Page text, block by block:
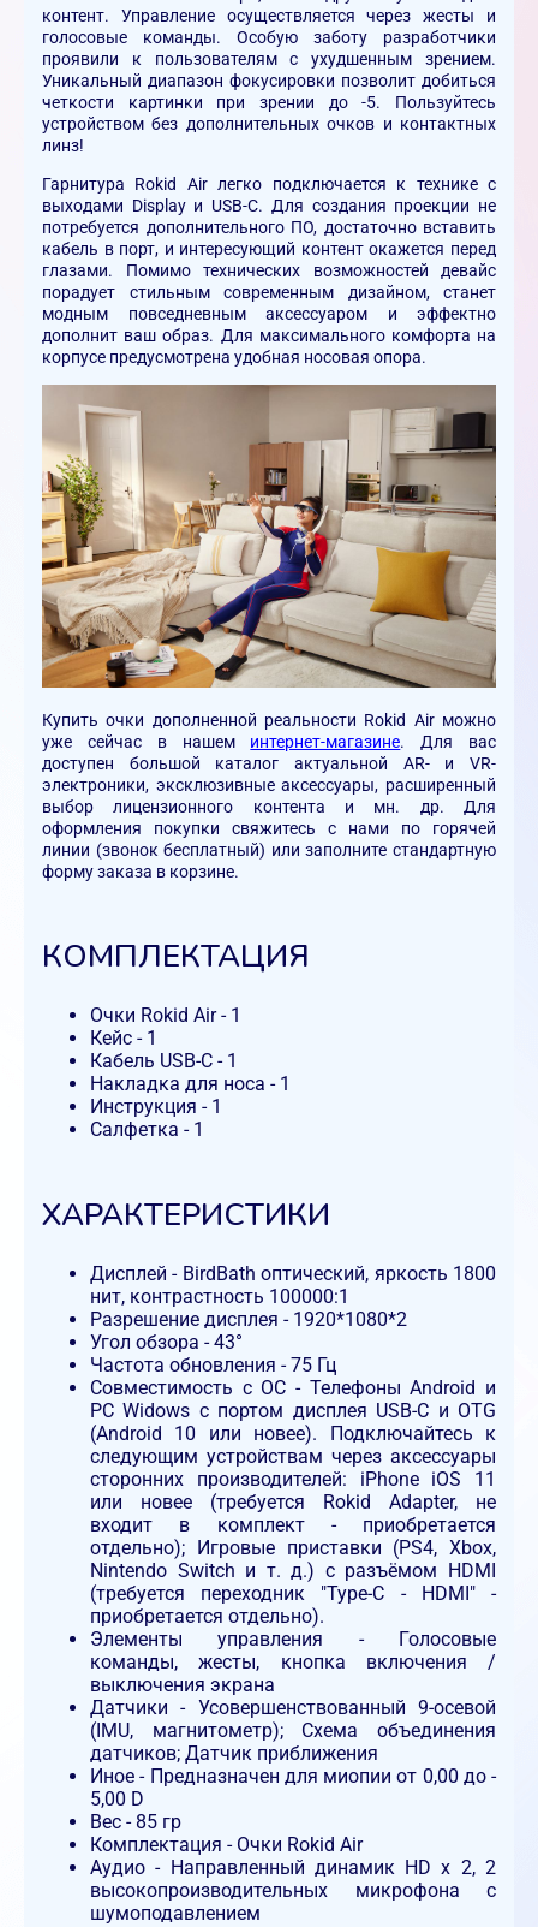
контент. Управление осуществляется через жесты и
голосовые команды. Особую заботу разработчики
проявили к пользователям с ухудшенным зрением.
Уникальный диапазон фокусировки позволит добиться
четкости картинки при зрении до -5. Пользуйтесь
устройством без дополнительных очков и контактных
линз!
Гарнитура Rokid Air легко подключается к технике с
выходами Display и USB-C. Для создания проекции не
потребуется дополнительного ПО, достаточно вставить
кабель в порт, и интересующий контент окажется перед
глазами. Помимо технических возможностей девайс
порадует стильным современным дизайном, станет
модным повседневным аксессуаром и эффектно
дополнит ваш образ. Для максимального комфорта на
корпусе предусмотрена удобная носовая опора.
Купить очки дополненной реальности Rokid Air можно
уже сейчас в нашем интернет-магазине. Для вас
доступен большой каталог актуальной AR- и VR-
электроники, эксклюзивные аксессуары, расширенный
выбор лицензионного контента и мн. др. Для
оформления покупки свяжитесь с нами по горячей
линии (звонок бесплатный) или заполните стандартную
форму заказа в корзине.
КОМПЛЕКТАЦИЯ
Очки Rokid Air - 1
Кейс - 1
Кабель USB-C - 1
Накладка для носа - 1
Инструкция - 1
Салфетка - 1
ХАРАКТЕРИСТИКИ
Дисплей - BirdBath оптический, яркость 1800
нит, контрастность 100000:1
Разрешение дисплея - 1920*1080*2
Угол обзора - 43°
Частота обновления - 75 Гц
Совместимость с ОС - Телефоны Android и
PC Widows с портом дисплея USB-C и OTG
(Android 10 или новее). Подключайтесь к
следующим устройствам через аксессуары
сторонних производителей: iPhone iOS 11
или новее (требуется Rokid Adapter, не
входит в комплект - приобретается
отдельно); Игровые приставки (PS4, Xbox,
Nintendo Switch и т. д.) с разъёмом HDMI
(требуется переходник "Type-C - HDMI" -
приобретается отдельно).
Элементы управления - Голосовые
команды, жесты, кнопка включения /
выключения экрана
Датчики - Усовершенствованный 9-осевой
(IMU, магнитометр); Схема объединения
датчиков; Датчик приближения
Иное - Предназначен для миопии от 0,00 до -
5,00 D
Вес - 85 гр
Комплектация - Очки Rokid Air
Аудио - Направленный динамик HD x 2, 2
высокопроизводительных микрофона с
шумоподавлением